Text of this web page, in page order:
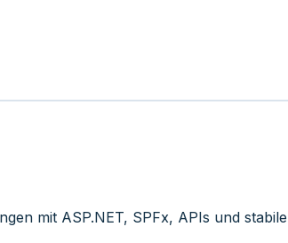
mit ASP.NET, SPFx, APIs und